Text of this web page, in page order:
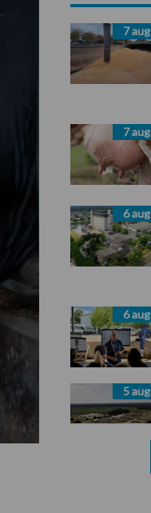
Sidebar7 aug
7 aug
6 aug
6 aug
5 aug